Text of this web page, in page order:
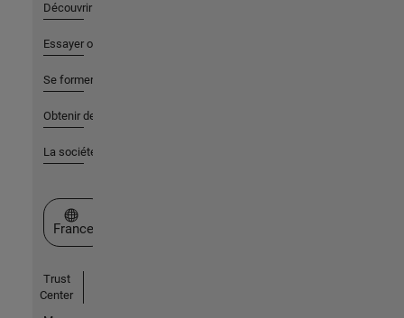
Découvrir les produits
Essayer ou acheter
Se former
Obtenir de l'aide
La société
Sélectionner un site web
France
Trust
Center